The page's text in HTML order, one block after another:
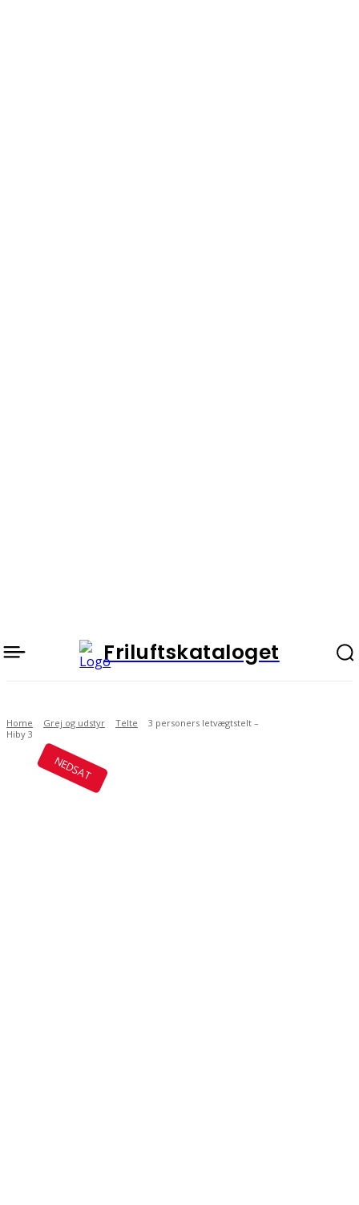
Friluftskataloget
Home Grej og udstyr Telte
3 personers letvægtstelt –
Hiby 3
NEDSAT